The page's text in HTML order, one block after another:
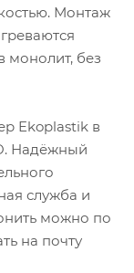
Монтаж
монолит, без
Ekoplastik в
Надёжный
служба и
можно по
на почту